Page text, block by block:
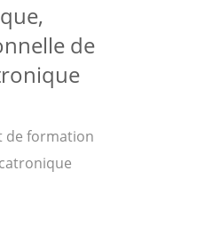
de
de formation